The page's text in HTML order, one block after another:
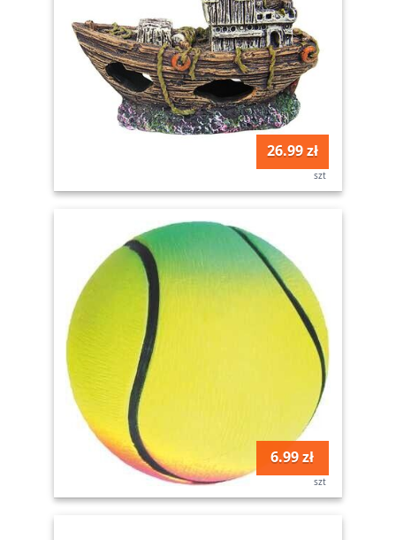
26.99 zł
szt
6.99 zł
szt